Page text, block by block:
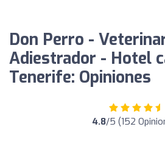
Don Perro -
Adiestrador - Hotel
Tenerife: Opiniones
4.8/5 (152